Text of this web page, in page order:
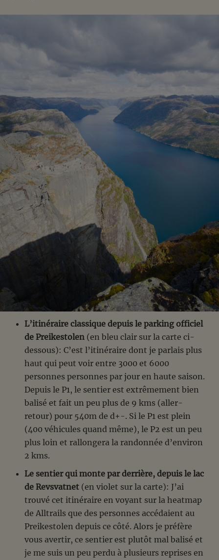
L’itinéraire classique depuis le parking officiel
de Preikestolen (en bleu clair sur la carte ci-
dessous): C’est l’itinéraire dont je parlais plus
haut qui peut voir entre 3000 et 6000
personnes personnes par jour en haute saison.
Depuis le P1, le sentier est extrêmement bien
balisé et fait un peu plus de 9 kms (aller-
retour) pour 540m de d+-. Si le P1 est plein
(400 véhicules quand même), le P2 est un peu
plus loin et rallongera la randonnée d’environ
2 kms.
Le sentier qui monte par derrière, depuis le lac
de Revsvatnet (en violet sur la carte): J’ai
trouvé cet itinéraire en voyant sur la heatmap
de Alltrails que des personnes accédaient au
Preikestolen depuis ce côté. Alors je préfère
vous avertir, ce sentier est plutôt mal balisé et
je me suis un peu perdu à plusieurs reprises en